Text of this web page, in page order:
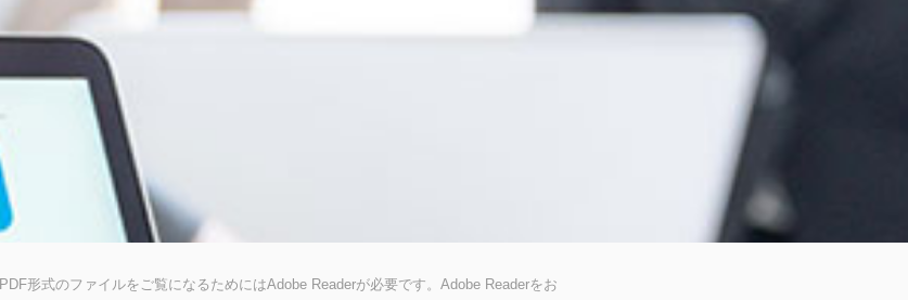
PDF形式のファイルをご覧になるためにはAdobe Readerが必要です。Adobe Readerをお